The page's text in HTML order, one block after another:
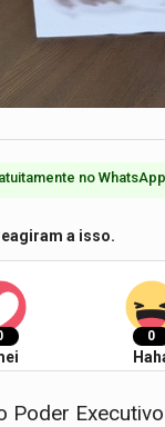
no
a isso.
0
Poder